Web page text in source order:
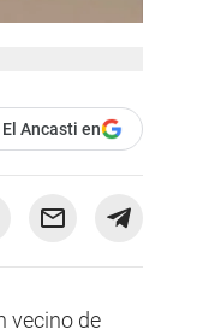
Ancasti en
vecino de